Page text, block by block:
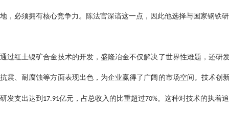
地，必须拥有核心竞争力。陈法官深谙这一点，因此他选择与国家钢铁
通过红土镍矿合金技术的开发，盛隆冶金不仅解决了世界性难题，还研
抗震、耐腐蚀等方面表现出色，为企业赢得了广阔的市场空间。技术创
研发支出达到 17.91亿元，占总收入的比重超过70%。这种对技术的执着